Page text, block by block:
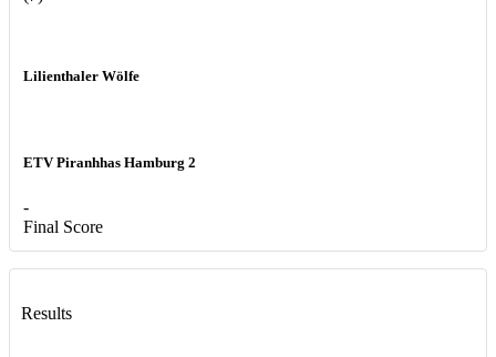
Lilienthaler Wölfe
ETV Piranhhas Hamburg 2
-
Final Score
Results